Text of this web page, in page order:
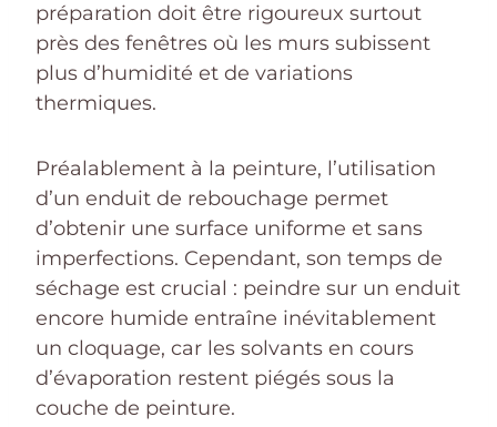
préparation doit être rigoureux surtout
près des fenêtres où les murs subissent
plus d’humidité et de variations
thermiques.
Préalablement à la peinture, l’utilisation
d’un enduit de rebouchage permet
d’obtenir une surface uniforme et sans
imperfections. Cependant, son temps de
séchage est crucial : peindre sur un enduit
encore humide entraîne inévitablement
un cloquage, car les solvants en cours
d’évaporation restent piégés sous la
couche de peinture.